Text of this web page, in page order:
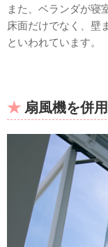
また、ベランダが寝
床面だけでなく、壁
といわれています。
扇風機を併